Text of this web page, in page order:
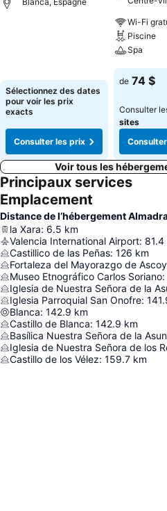
Sélectionnez des dates
pour voir les prix
exacts
Consulter les prix
Wi-Fi
Piscine
Spa
Consulter
de 74 $
Consulter
sites
Voir tous les
Principaux services
Emplacement
Distance de l’hébergement
la Xara: 6.5 km
Valencia International Airport: 81.4
Castillico de las Peñas: 126 km
Fortaleza del Mayorazgo de Ascoy
Museo Etnográfico Carlos Soriano:
Iglesia de Nuestra Señora de la
Iglesia Parroquial San Onofre:
Blanca: 142.9 km
Castillo de Blanca: 142.9 km
Basílica Nuestra Señora de la
Iglesia de Nuestra Señora de los
Castillo de los Vélez: 159.7 km